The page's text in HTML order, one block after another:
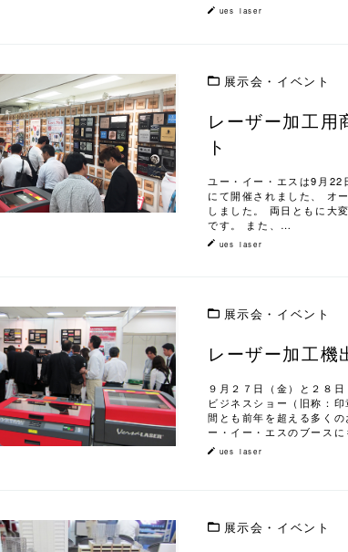
ues_laser
この記事を読む
展示会・イベント
レーザー加工
ト
ユー・イー・エスは9月
にて開催されました、 オ
しました。 両日ともに大
です。 また、…
ues_laser
この記事を読む
展示会・イベント
レーザー加工
９月２７日（金）と２８
ビジネスショー（旧称：
間とも前年を超える多く
ー・イー・エスのブース
ues_laser
展示会・イベント